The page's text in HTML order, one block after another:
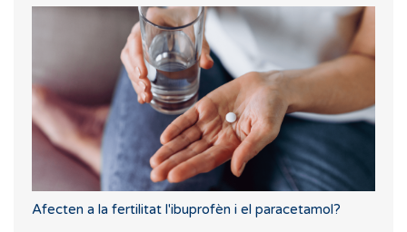
Afecten a la fertilitat l'ibuprofèn i el paracetamol?